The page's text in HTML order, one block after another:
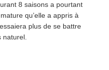
8 saisons a pourtant
qu’elle a appris à
plus de se battre